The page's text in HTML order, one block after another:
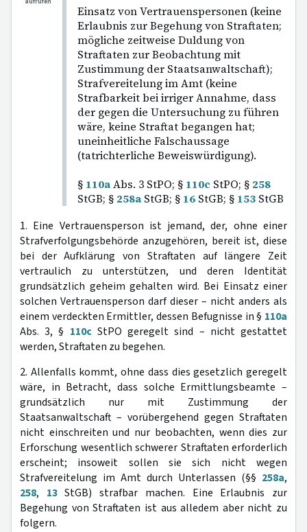
Einsatz von Vertrauenspersonen (keine
Erlaubnis zur Begehung von Straftaten;
mögliche zeitweise Duldung von
Straftaten zur Beobachtung mit
Zustimmung der Staatsanwaltschaft);
Strafvereitelung im Amt (keine
Strafbarkeit bei irriger Annahme, dass
der gegen die Untersuchung zu führen
wäre, keine Straftat begangen hat;
uneinheitliche Falschaussage
(tatrichterliche Beweiswürdigung).
§ 110aAbs. 3 StPO; § 110c StPO; § 258
StGB; § 258a StGB; § 16 StGB; § 153 StGB
1. Eine Vertrauensperson ist jemand, der, ohne einer
Strafverfolgungsbehörde anzugehören, bereit ist, diese
bei der Aufklärung von Straftaten auf längere Zeit
vertraulich zu unterstützen, und deren Identität
grundsätzlich geheim gehalten wird. Bei Einsatz einer
solchen Vertrauensperson darf dieser – nicht anders als
einem verdeckten Ermittler, dessen Befugnisse in § 110a
Abs. 3, § 110cStPO geregelt sind – nicht gestattet
werden, Straftaten zu begehen.
2. Allenfalls kommt, ohne dass dies gesetzlich geregelt
wäre, in Betracht, dass solche Ermittlungsbeamte –
grundsätzlich nur mit Zustimmung der
Staatsanwaltschaft – vorübergehend gegen Straftaten
nicht einschreiten und nur beobachten, wenn dies zur
Erforschung wesentlich schwerer Straftaten erforderlich
erscheint; insoweit sollen sie sich nicht wegen
Strafvereitelung im Amt durch Unterlassen (§§ 258a,
258, 13StGB) strafbar machen. Eine Erlaubnis zur
Begehung von Straftaten ist aus alledem aber nicht zu
folgern.